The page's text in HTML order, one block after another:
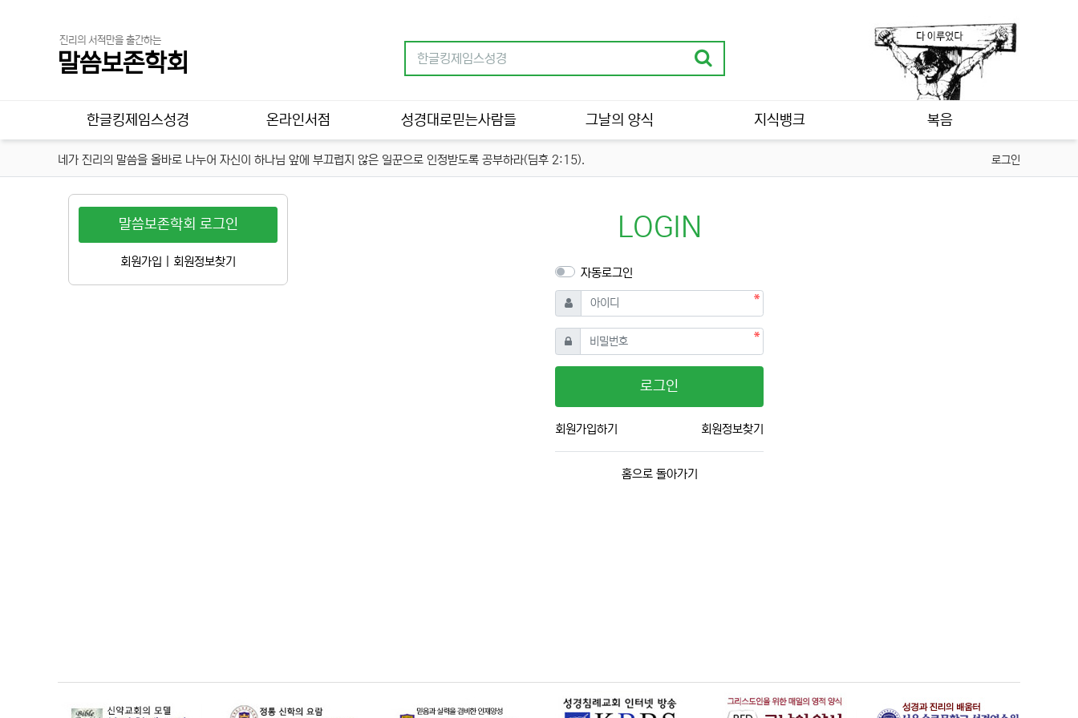
진리의 서적만을 출간하는
말씀보존학회
한글킹제임스성경 온라인서점 성경대로믿는사람들 그날의 양식 지식뱅크 복음
네가 진리의 말씀을 올바로 나누어 자신이 하나님 앞에 부끄럽지 않은 일꾼으로 인정받도록 공부하라(딤후 2:15). 로그인
LOGIN
자동로그인
아이디
필수
비밀번호필수
로그인
회원가입하기 회원정보찾기
홈으로 돌아가기
말씀보존학회 로그인
회원가입 회원정보찾기